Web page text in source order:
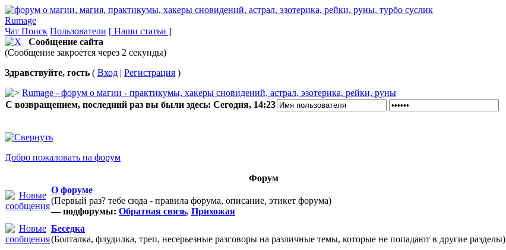
Rumage
Чат Поиск Пользователи [ Наши статьи ]
Сообщение сайта
(Сообщение закроется через 2 секунды)
Здравствуйте, гость ( Вход | Регистрация )
Rumage - форум о магии - практикумы, хакеры сновидений, астрал, эзотерика, рейки, руны
С возвращением, последний раз вы были здесь: Сегодня, 14:23
Добро пожаловать на форум
Форум
О форуме
(Первый раз? тебе сюда - правила форума, описание, этикет форума)
— подфорумы: Обратная связь, Прихожая
Беседка
(Болталка, флудилка, треп, несерьезные разговоры на различные темы, которые не попадают в другие разделы)